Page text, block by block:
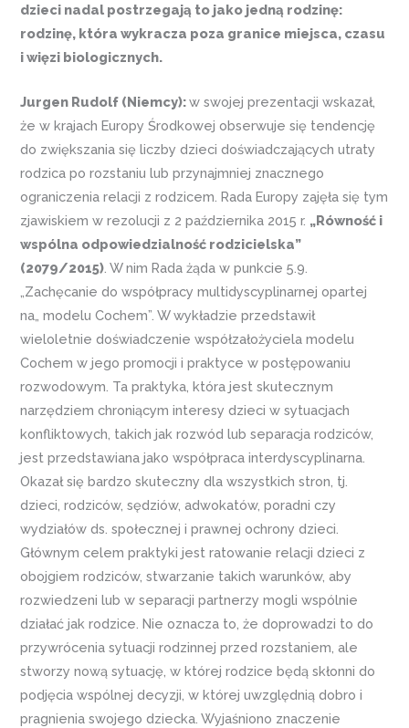
dzieci nadal postrzegają to jako jedną rodzinę:
rodzinę, która wykracza poza granice miejsca, czasu
i więzi biologicznych.
Jurgen Rudolf (Niemcy):w swojej prezentacji wskazał,
że w krajach Europy Środkowej obserwuje się tendencję
do zwiększania się liczby dzieci doświadczających utraty
rodzica po rozstaniu lub przynajmniej znacznego
ograniczenia relacji z rodzicem. Rada Europy zajęła się tym
zjawiskiem w rezolucji z 2 października 2015 r. „Równość i
wspólna odpowiedzialność rodzicielska”
(2079/2015) . W nim Rada żąda w punkcie 5.9.
„Zachęcanie do współpracy multidyscyplinarnej opartej
na„ modelu Cochem”. W wykładzie przedstawił
wieloletnie doświadczenie współzałożyciela modelu
Cochem w jego promocji i praktyce w postępowaniu
rozwodowym. Ta praktyka, która jest skutecznym
narzędziem chroniącym interesy dzieci w sytuacjach
konfliktowych, takich jak rozwód lub separacja rodziców,
jest przedstawiana jako współpraca interdyscyplinarna.
Okazał się bardzo skuteczny dla wszystkich stron, tj.
dzieci, rodziców, sędziów, adwokatów, poradni czy
wydziałów ds. społecznej i prawnej ochrony dzieci.
Głównym celem praktyki jest ratowanie relacji dzieci z
obojgiem rodziców, stwarzanie takich warunków, aby
rozwiedzeni lub w separacji partnerzy mogli wspólnie
działać jak rodzice. Nie oznacza to, że doprowadzi to do
przywrócenia sytuacji rodzinnej przed rozstaniem, ale
stworzy nową sytuację, w której rodzice będą skłonni do
podjęcia wspólnej decyzji, w której uwzględnią dobro i
pragnienia swojego dziecka. Wyjaśniono znaczenie